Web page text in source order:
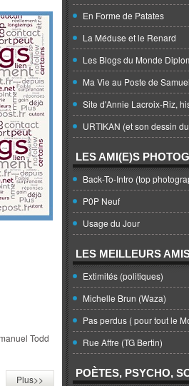
Todd
Plus>>
En Forme de Patates
La Méduse et le Renard
Les Blogs du Monde
Ma Vie au Poste de
Site d'Annie Lacroix-Riz,
URTIKAN (et son dessin
LES AMI(E)S
Back-To-Intro (top
P0P Neuf
Usage du Jour
LES MEILLEURS
Extimités (politiques)
Michelle Brun (Waza)
Pas perdus ( pour tout le
Rue Affre (TG Bertin)
POÈTES, PSYCHO,